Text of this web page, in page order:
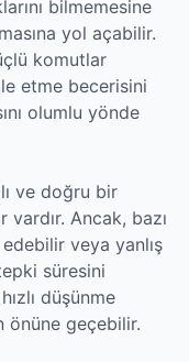
bilmemesine
yol açabilir.
komutlar
etme becerisini
olumlu yönde
ve doğru bir
Ancak, bazı
veya yanlış
süresini
düşünme
önüne geçebilir.